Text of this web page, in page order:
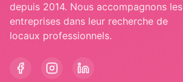
depuis 2014. Nous accompagnons les
entreprises dans leur recherche de
locaux professionnels.